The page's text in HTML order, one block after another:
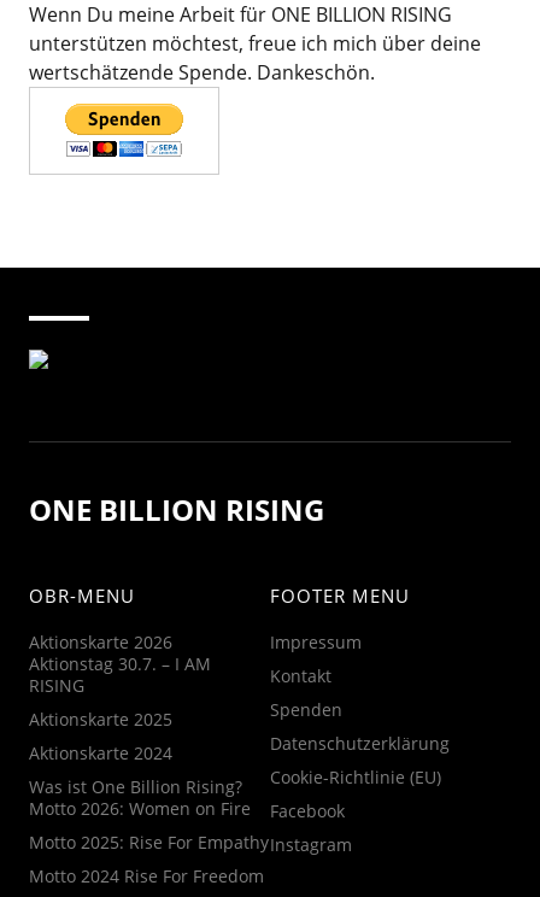
Wenn Du meine Arbeit für ONE BILLION RISING
unterstützen möchtest, freue ich mich über deine
wertschätzende Spende. Dankeschön.
ONE BILLION RISING
OBR-MENU
Aktionskarte 2026
Aktionstag 30.7. – I AM
RISING
Aktionskarte 2025
Aktionskarte 2024
Was ist One Billion Rising?
Motto 2026: Women on Fire
Motto 2025: Rise For Empathy
Motto 2024 Rise For Freedom
FOOTER MENU
Impressum
Kontakt
Spenden
Datenschutzerklärung
Cookie-Richtlinie (EU)
Facebook
Instagram